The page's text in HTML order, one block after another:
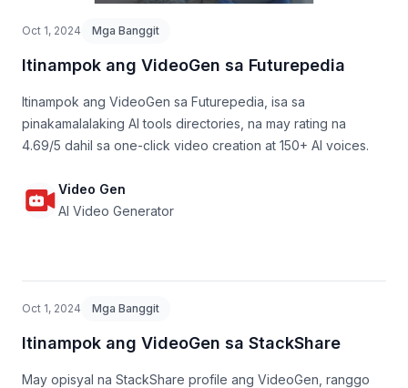
Oct 1, 2024 Mga Banggit
Itinampok ang VideoGen sa Futurepedia
Itinampok ang VideoGen sa Futurepedia, isa sa
pinakamalalaking AI tools directories, na may rating na
4.69/5 dahil sa one-click video creation at 150+ AI voices.
Video Gen
AI Video Generator
Oct 1, 2024 Mga Banggit
Itinampok ang VideoGen sa StackShare
May opisyal na StackShare profile ang VideoGen, ranggo